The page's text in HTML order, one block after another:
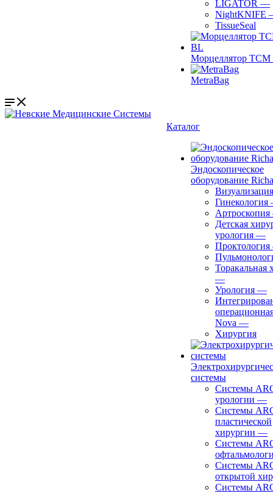
LIGATOR —
NightKNIFE
TissueSeal
Морцеллятор ТСМ
MetraBag
Каталог
Эндоскопическое
оборудование
Визуализация
Гинекология
Артроскопия
Детская
урология —
Проктология
Торакальная
—
Урология —
Nova —
Хирургия
системы
Системы
урологии —
Системы
пластической
хирургии —
Системы
Системы
открытой
Системы